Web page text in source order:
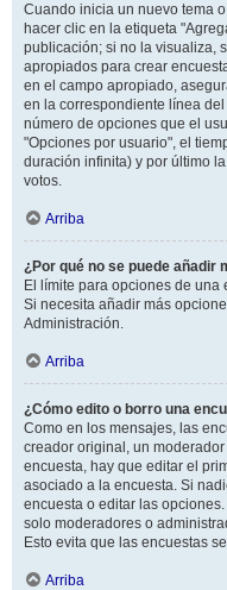
Cuando inicia un nuevo tema
hacer clic en la etiqueta
publicación; si no la visualiza,
apropiados para crear
en el campo apropiado,
en la correspondiente línea
número de opciones que el
"Opciones por usuario", el
duración infinita) y por último
votos.
Arriba
¿Por qué no se puede añadir
El límite para opciones de
Si necesita añadir más
Administración.
Arriba
¿Cómo edito o borro una
Como en los mensajes, las
creador original, un
encuesta, hay que editar el
asociado a la encuesta. Si
encuesta o editar las
solo moderadores o
Esto evita que las encuestas
Arriba